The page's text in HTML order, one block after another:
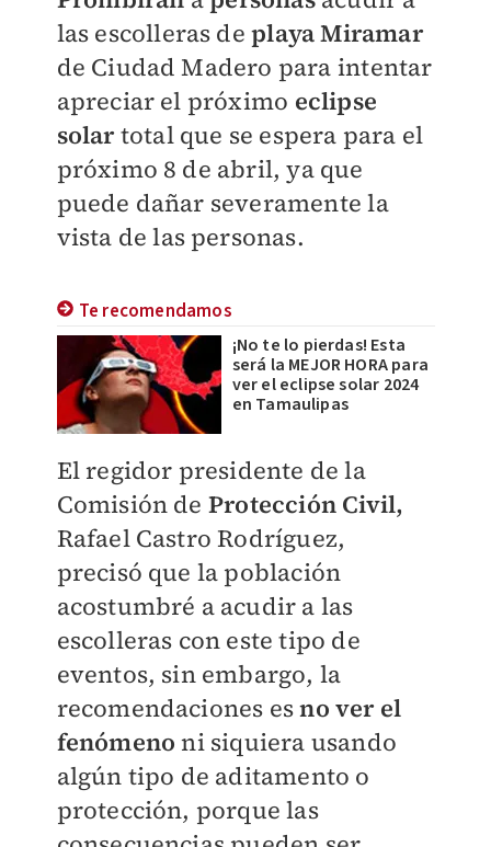
las escolleras deplaya Miramar
de Ciudad Madero para intentar
apreciar el próximo eclipse
solartotal que se espera para el
próximo 8 de abril, ya que
puede dañar severamente la
vista de las personas.
Te recomendamos
¡No te lo pierdas! Esta
será la MEJOR HORA para
ver el eclipse solar 2024
en Tamaulipas
El regidor presidente de la
Comisión de Protección Civil,
Rafael Castro Rodríguez,
precisó que la población
acostumbré a acudir a las
escolleras con este tipo de
eventos, sin embargo, la
recomendaciones esno ver el
fenómeno ni siquiera usando
algún tipo de aditamento o
protección, porque las